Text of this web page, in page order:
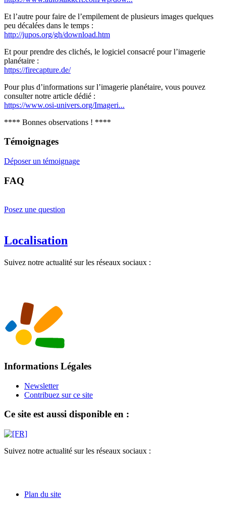
Et l’autre pour faire de l’empilement de plusieurs images quelques
peu décalées dans le temps :
http://jupos.org/gh/download.htm
Et pour prendre des clichés, le logiciel consacré pour l’imagerie
planétaire :
https://firecapture.de/
Pour plus d’informations sur l’imagerie planétaire, vous pouvez
consulter notre article dédié :
https://www.osi-univers.org/Imageri...
**** Bonnes observations ! ****
Témoignages
Déposer un témoignage
FAQ
Posez une question
Localisation
Suivez notre actualité sur les réseaux sociaux :
Informations Légales
Newsletter
Contribuez sur ce site
Ce site est aussi disponible en :
Suivez notre actualité sur les réseaux sociaux :
Plan du site